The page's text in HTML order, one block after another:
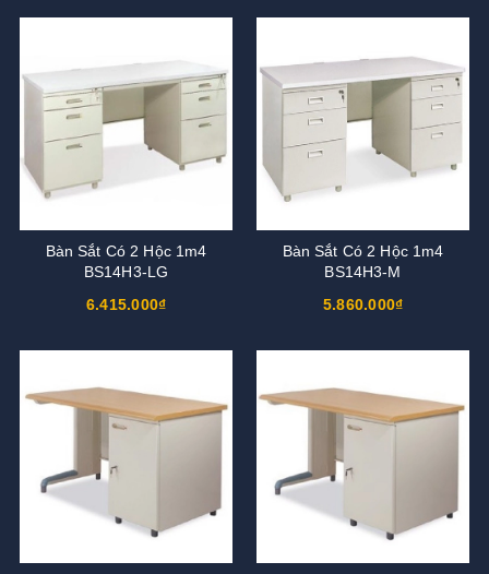
Bàn Sắt Có 2 Hộc 1m4
BS14H3-LG
6.415.000₫
Bàn Sắt Có 2 Hộc 1m4
BS14H3-M
5.860.000₫